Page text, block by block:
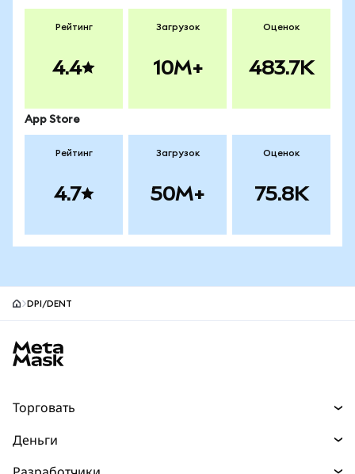
Рейтинг
4.4
Загрузок
10M+
Оценок
483.7K
App Store
Рейтинг
4.7
Загрузок
50M+
Оценок
75.8K
DPI/DENT
Торговать
Деньги